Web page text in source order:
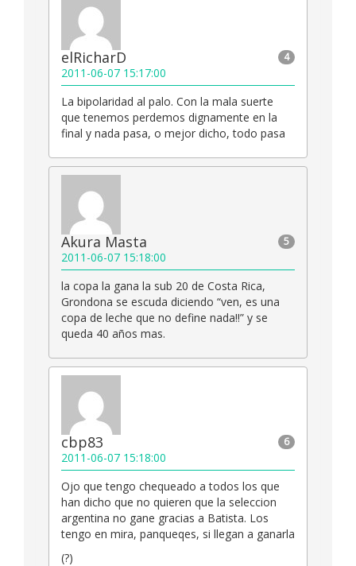
4
elRicharD
2011-06-07 15:17:00
La bipolaridad al palo. Con la mala suerte
que tenemos perdemos dignamente en la
final y nada pasa, o mejor dicho, todo pasa
5
Akura Masta
2011-06-07 15:18:00
la copa la gana la sub 20 de Costa Rica,
Grondona se escuda diciendo “ven, es una
copa de leche que no define nada!!” y se
queda 40 años mas.
6
cbp83
2011-06-07 15:18:00
Ojo que tengo chequeado a todos los que
han dicho que no quieren que la seleccion
argentina no gane gracias a Batista. Los
tengo en mira, panqueqes, si llegan a ganarla
(?)